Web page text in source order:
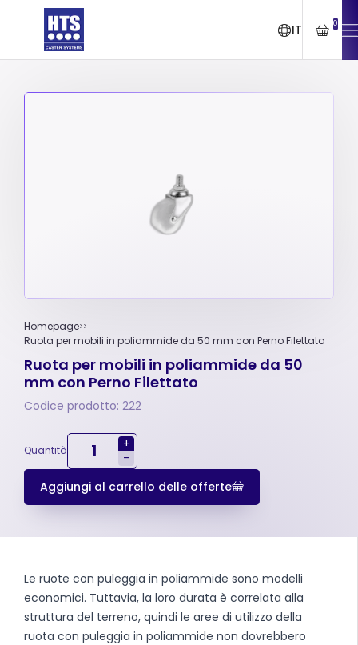
IT 0
Homepage
Ruota per mobili in poliammide da 50 mm con Perno Filettato
Ruota per mobili in poliammide da 50
mm con Perno Filettato
Codice prodotto: 222
Quantità
+
-
Aggiungi al carrello delle offerte
Le ruote con puleggia in poliammide sono modelli
economici. Tuttavia, la loro durata è correlata alla
struttura del terreno, quindi le aree di utilizzo della
ruota con puleggia in poliammide non dovrebbero